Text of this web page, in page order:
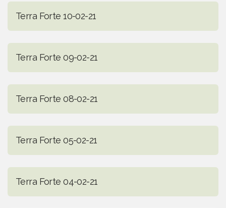
Terra Forte 10-02-21
Terra Forte 09-02-21
Terra Forte 08-02-21
Terra Forte 05-02-21
Terra Forte 04-02-21